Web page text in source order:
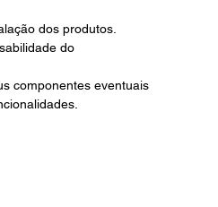
dos produtos.
do
componentes eventuais